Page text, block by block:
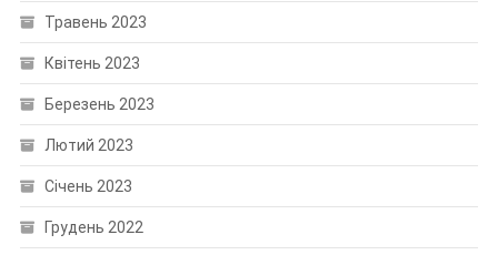
Травень 2023
Квітень 2023
Березень 2023
Лютий 2023
Січень 2023
Грудень 2022